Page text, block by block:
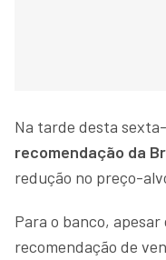
Na tarde desta
recomendação da
redução no preço-
Para o banco,
recomendação de